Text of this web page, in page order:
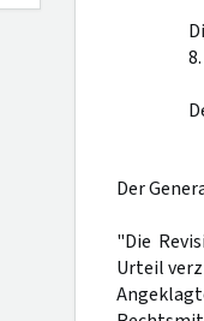
Der
"Die
Urteil